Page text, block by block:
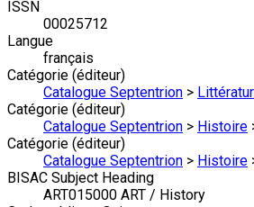
ISSN
00025712
Langue
français
Catégorie (éditeur)
Catalogue Septentrion >
Catégorie (éditeur)
Catalogue Septentrion > Histoire
Catégorie (éditeur)
Catalogue Septentrion > Histoire
BISAC Subject Heading
ART015000 ART / History